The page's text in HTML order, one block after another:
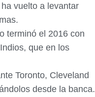
vuelto a levantar
terminó el 2016 con
que en los
Toronto, Cleveland
desde la banca.